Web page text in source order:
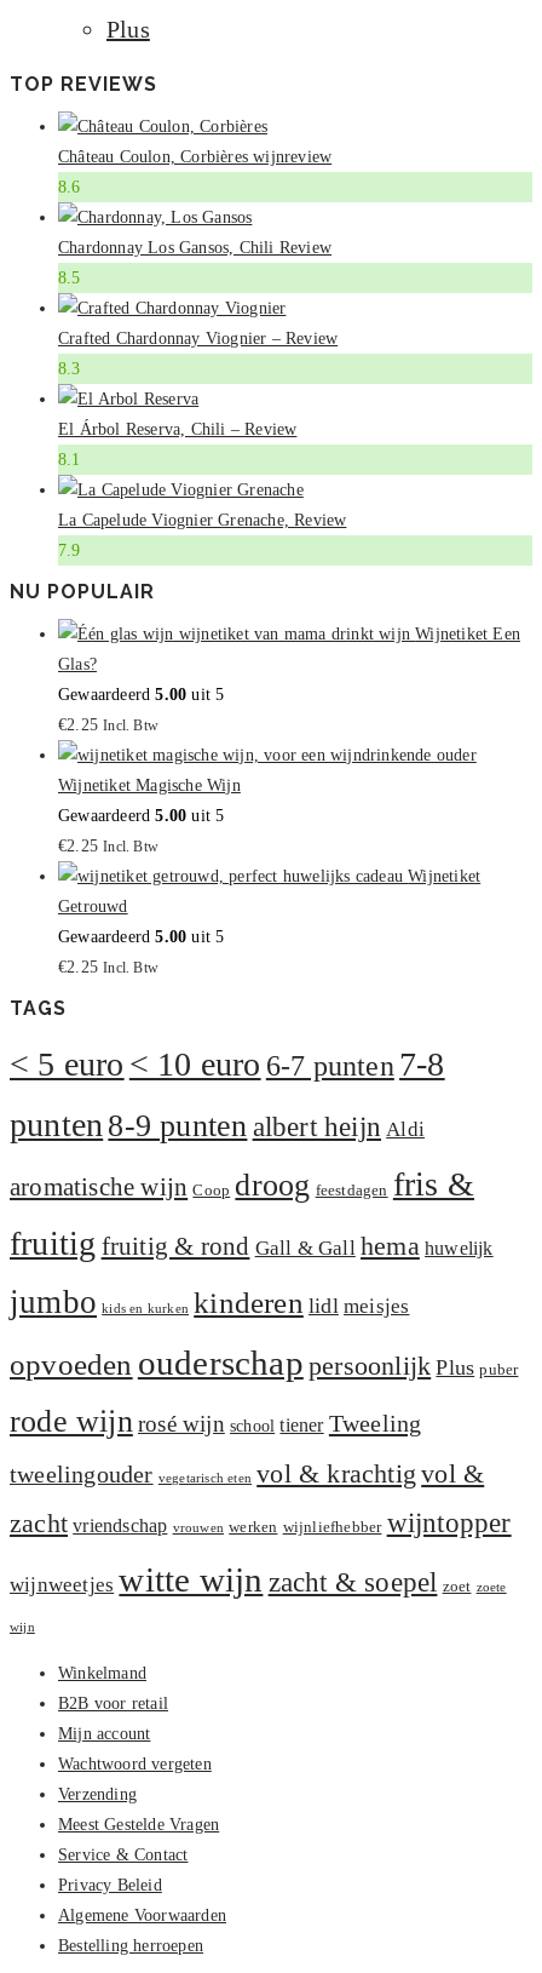
Plus
TOP REVIEWS
Château Coulon, Corbières wijnreview
8.6
Chardonnay Los Gansos, Chili Review
8.5
Crafted Chardonnay Viognier – Review
8.3
El Árbol Reserva, Chili – Review
8.1
La Capelude Viognier Grenache, Review
7.9
NU POPULAIR
Wijnetiket Een
Glas?
Gewaardeerd5.00 uit 5
€2.25 Incl. Btw
Wijnetiket Magische Wijn
Gewaardeerd5.00 uit 5
€2.25 Incl. Btw
Wijnetiket
Getrouwd
Gewaardeerd5.00 uit 5
€2.25 Incl. Btw
TAGS
< 5 euro < 10 euro 6-7 punten7-8
punten8-9 puntenalbert heijn Aldi
aromatische wijn Coop droog feestdagen fris &
fruitig fruitig & rond Gall & Gall hema huwelijk
jumbo kids en kurken kinderen lidl meisjes
opvoeden ouderschap persoonlijk Plus puber
rode wijn rosé wijn school tiener Tweeling
tweelingouder vegetarisch eten vol & krachtig vol &
zacht vriendschap vrouwen werken wijnliefhebber wijntopper
wijnweetjes witte wijn zacht & soepel zoet zoete
wijn
Winkelmand
B2B voor retail
Mijn account
Wachtwoord vergeten
Verzending
Meest Gestelde Vragen
Service & Contact
Privacy Beleid
Algemene Voorwaarden
Bestelling herroepen